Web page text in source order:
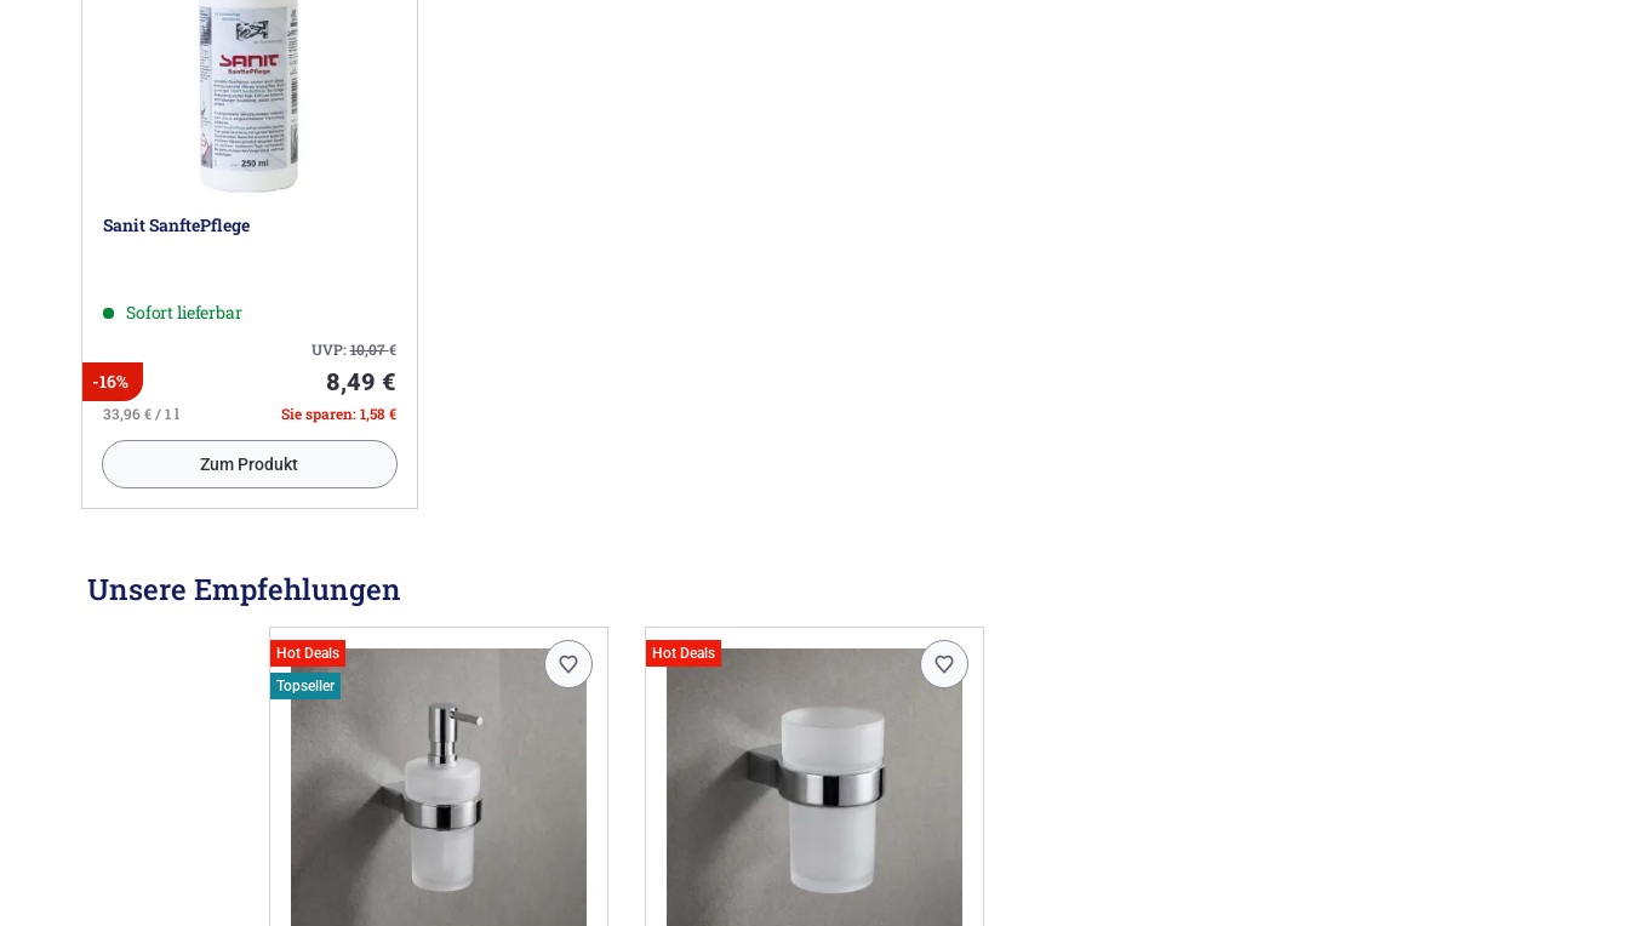
Sanit SanftePflege
Sofort lieferbar
UVP:10,07€
-16% 8,49 €
33,96 € / 1 l Sie sparen: 1,58 €
Zum Produkt
Unsere Empfehlungen
Hot Deals
Topseller
Hot Deals